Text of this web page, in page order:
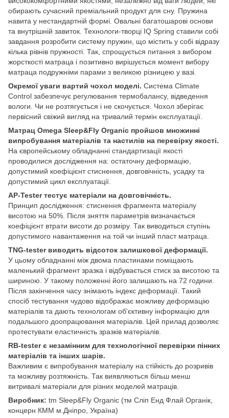
обирають сучасний преміальний продукт для сну. Пружина
навита у нестандартній формі. Овальні багатошарові основи
та внутрішній завиток. Технологи-творці IQ Spring ставили собі
завдання розробити систему пружин, що містить у собі відразу
кілька рівнів пружності. Так, спрощується питання з вибором
жорсткості матраца і позитивно вирішується момент вибору
матраца подружніми парами з великою різницею у вазі.
Окремої уваги вартий чохол моделі. Система Climate
Control забезпечує регулювання термобалансу, відведення
вологи. Чи не розтягується і не скочується. Чохол зберігає
первісний свіжий вигляд на тривалий термін експлуатації.
Матрац Omega Sleep&Fly Organic пройшов множинні
випробування матеріалів та настилів на перевірку якості.
На європейському обладнанні стандартизації якості
проводилися дослідження на: остаточну деформацію,
допустимий коефіцієнт стиснення, довговічність, усадку та
допустимий цикл експлуатації.
AР-Tester тестує матеріали на довговічність.
Принцип дослідження: стиснення фрагмента матеріалу
висотою на 50%. Після зняття параметрів визначається
коефіцієнт втрати висоти до розміру. Так виводиться ступінь
допустимого навантаження на той чи інший пласт матраца.
TNG-tester виводить відсоток залишкової деформації.
У цьому обладнанні між двома пластинами поміщають
маленький фрагмент зразка і відбувається стиск за висотою та
шириною. У такому положенні його залишають на 72 години.
Після закінчення часу знімають індекс деформації. Такий
спосіб тестування чудово відображає можливу деформацію
матеріалів та дають технологам об'єктивну інформацію для
подальшого доопрацювання матеріалів. Цей прилад дозволяє
протестувати еластичність зразків матеріалів.
RB-tester є незамінним для технологічної перевірки пінних
матеріалів та інших шарів.
Важливим є випробування матеріалу на стійкість до розривів
та можливу розтяжність. Так виявляються більш менш
витривалі матеріали для різних моделей матраців.
Виробник: tm Sleep&Fly Organic (тм Сліп Енд Флай Органік,
концерн КММ м.Дніпро, Україна)